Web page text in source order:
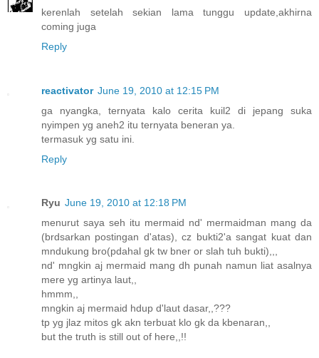
kerenlah setelah sekian lama tunggu update,akhirna
coming juga
Reply
reactivator June 19, 2010 at 12:15 PM
ga nyangka, ternyata kalo cerita kuil2 di jepang suka
nyimpen yg aneh2 itu ternyata beneran ya.
termasuk yg satu ini.
Reply
Ryu June 19, 2010 at 12:18 PM
menurut saya seh itu mermaid nd' mermaidman mang da
(brdsarkan postingan d'atas), cz bukti2'a sangat kuat dan
mndukung bro(pdahal gk tw bner or slah tuh bukti),,,
nd' mngkin aj mermaid mang dh punah namun liat asalnya
mere yg artinya laut,,
hmmm,,
mngkin aj mermaid hdup d'laut dasar,,???
tp yg jlaz mitos gk akn terbuat klo gk da kbenaran,,
but the truth is still out of here,,!!